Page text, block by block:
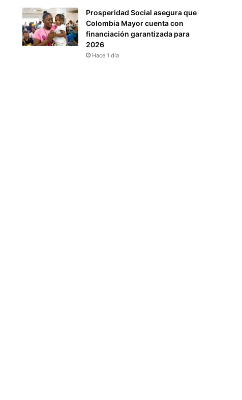
Prosperidad Social asegura que
Colombia Mayor cuenta con
financiación garantizada para
2026
Hace 1 día